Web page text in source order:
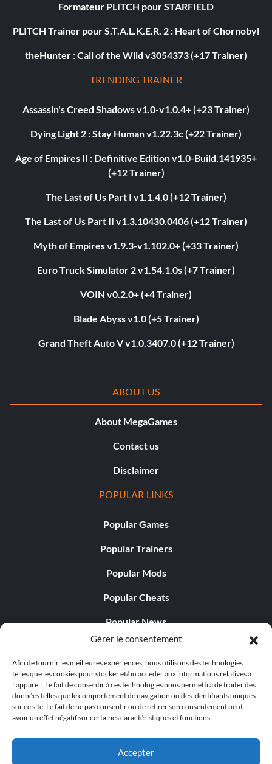
Gérer le consentement
Afin de fournir les meilleures expériences, nous utilisons des technologies
telles que les cookies pour stocker et/ou accéder aux informations relatives à
l'appareil. Le fait de consentir à ces technologies nous permettra de traiter des
données telles que le comportement de navigation ou des identifiants uniques
sur ce site. Le fait de ne pas consentir ou de retirer son consentement peut
avoir un effet négatif sur certaines caractéristiques et fonctions.
Accepter
Formateur PLITCH pour STARFIELD
PLITCH Trainer pour S.T.A.L.K.E.R. 2 : Heart of Chornobyl
theHunter : Call of the Wild v3054373 (+17 Trainer)
TRENDING TRAINER
Assassin's Creed Shadows v1.0-v1.0.4+ (+23 Trainer)
Dying Light 2 : Stay Human v1.22.3c (+22 Trainer)
Age of Empires II : Definitive Edition v1.0-Build.141935+
(+12 Trainer)
The Last of Us Part I v1.1.4.0 (+12 Trainer)
The Last of Us Part II v1.3.10430.0406 (+12 Trainer)
Myth of Empires v1.9.3-v1.102.0+ (+33 Trainer)
Euro Truck Simulator 2 v1.54.1.0s (+7 Trainer)
VOIN v0.2.0+ (+4 Trainer)
Blade Abyss v1.0 (+5 Trainer)
Grand Theft Auto V v1.0.3407.0 (+12 Trainer)
ABOUT US
About MegaGames
Contact us
Disclaimer
POPULAR LINKS
Popular Games
Popular Trainers
Popular Mods
Popular Cheats
Popular News
Popular Editorials
Popular Free Games
LATEST UPDATES